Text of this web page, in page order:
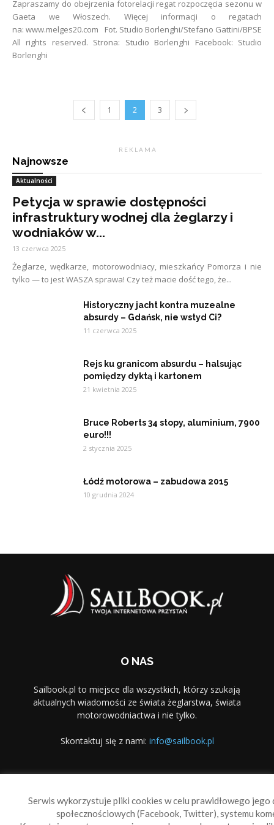
Zapraszamy do obejrzenia fotorelacji regat rozpoczęcia sezonu w
Gaeta we Włoszech. Więcej informacji o regatach
na: www.melges20.com Fot. Studio Borlenghi/Stefano Gattini/BPSE
All rights reserved. Strona: Studio Borlenghi Facebook: Studio
Borlenghi
1 2 3
R E K L A M A
Najnowsze
Aktualności
Petycja w sprawie dostępności
infrastruktury wodnej dla żeglarzy i
wodniaków w...
13 czerwca 2025
Żeglarze, wędkarze, motorowodniacy, mieszkańcy Pomorza i nie
tylko — to jest WASZA sprawa! Czy też macie dość tego, że...
Historyczny jacht kontra muzealne
absurdy – Gdańsk, nie wstyd Ci?
11 czerwca 2025
Rejs ku granicom absurdu – halsując
pomiędzy dyktą i kartonem
21 kwietnia 2025
Bruce Roberts 34 stopy, aluminium, 7900
euro!!!
2 stycznia 2025
Łódź motorowa – zabudowa 2015
10 grudnia 2024
O NAS
Sailbook.pl to miejsce dla wszystkich, którzy szukają
aktualnych wiadomości ze świata żeglarstwa, świata
motorowodniactwa i nie tylko.
Skontaktuj się z nami: info@sailbook.pl
Serwis wykorzystuje pliki cookies w celu prawidłowego
społecznościowych (Facebook, Twitter), systemu